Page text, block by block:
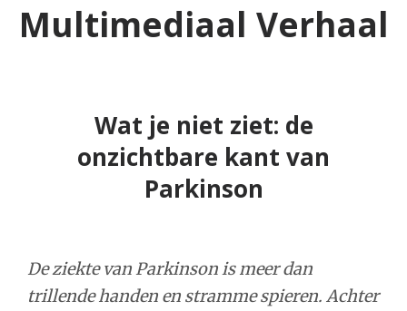
Multimediaal Verhaal
Wat je niet ziet: de
onzichtbare kant van
Parkinson
De ziekte van Parkinson is meer dan
trillende handen en stramme spieren. Achter